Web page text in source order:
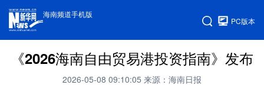
海南频道手机版
PC版本
《2026海南自由贸易港投资指南》发布
2026-05-08 09:10:05 来源：海南日报